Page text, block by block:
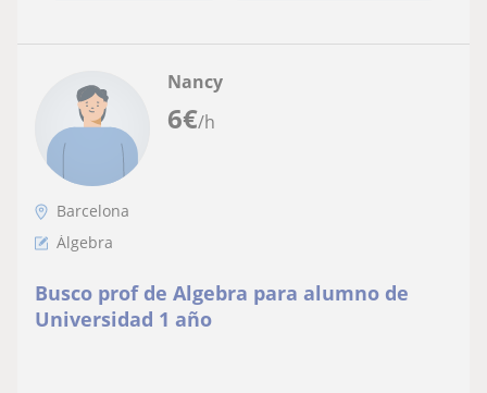
6€/h
Nancy
Barcelona
Álgebra
Busco prof de Algebra para alumno de
Universidad 1 año